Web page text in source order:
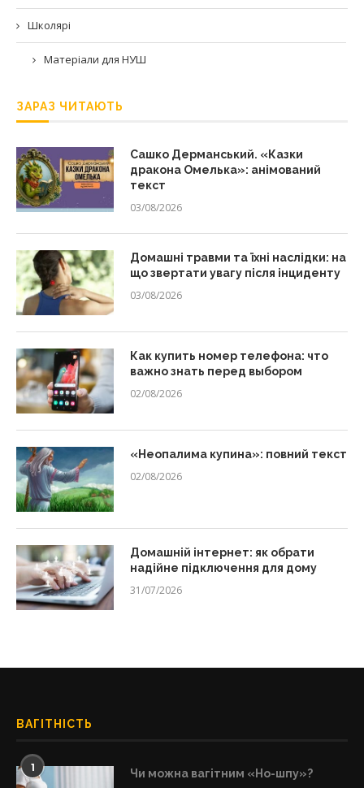
Школярі
Матеріали для НУШ
ЗАРАЗ ЧИТАЮТЬ
Сашко Дерманський. «Казки
дракона Омелька»: анімований
текст
03/08/2026
Домашні травми та їхні наслідки: на
що звертати увагу після інциденту
03/08/2026
Как купить номер телефона: что
важно знать перед выбором
02/08/2026
«Неопалима купина»: повний текст
02/08/2026
Домашній інтернет: як обрати
надійне підключення для дому
31/07/2026
ВАГІТНІСТЬ
1 Чи можна вагітним «Но-шпу»?